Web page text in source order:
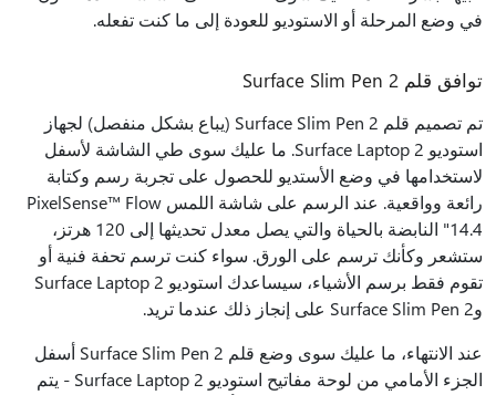
في وضع المرحلة أو الاستوديو للعودة إلى ما كنت تفعله.
توافق قلم Surface Slim Pen 2
تم تصميم قلم Surface Slim Pen 2 (يباع بشكل منفصل) لجهاز
استوديو Surface Laptop 2. ما عليك سوى طي الشاشة لأسفل
لاستخدامها في وضع الأستديو للحصول على تجربة رسم وكتابة
رائعة وواقعية. عند الرسم على شاشة اللمس PixelSense™ Flow
14.4" النابضة بالحياة والتي يصل معدل تحديثها إلى 120 هرتز،
ستشعر وكأنك ترسم على الورق. سواء كنت ترسم تحفة فنية أو
تقوم فقط برسم الأشياء، سيساعدك استوديو Surface Laptop 2
وSurface Slim Pen 2 على إنجاز ذلك عندما تريد.
عند الانتهاء، ما عليك سوى وضع قلم Surface Slim Pen 2 أسفل
الجزء الأمامي من لوحة مفاتيح استوديو Surface Laptop 2 - يتم